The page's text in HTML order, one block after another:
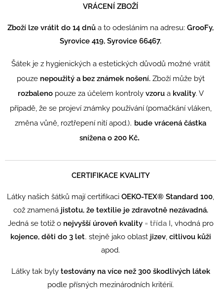
VRÁCENÍ ZBOŽÍ
Zboží lze vrátit do 14 dnů a to odesláním na adresu: GrooFy,
Syrovice 419, Syrovice 66467.
Šátek je z hygienických a estetických důvodů možné vrátit
pouze nepoužitý a bez známek nošení. Zboží může být
rozbaleno pouze za účelem kontroly vzorua kvality. V
případě, že se projeví známky používání (pomačkání vláken,
změna vůně, roztřepení nití apod.), bude vrácená částka
snížena o 200 Kč.
CERTIFIKACE KVALITY
Látky našich šátků mají certifikaci OEKO-TEX® Standard 100
což znamená jistotu, že textilie je zdravotně nezávadná.
Jedná se totiž o nejvyšší úroveň kvality = třída I, vhodná pro
kojence, děti do 3 let, stejně jako oblast jizev, citlivou kůži
apod.
Látky tak byly testovány na více než 300 škodlivých látek
podle přísných mezinárodních kritérií.